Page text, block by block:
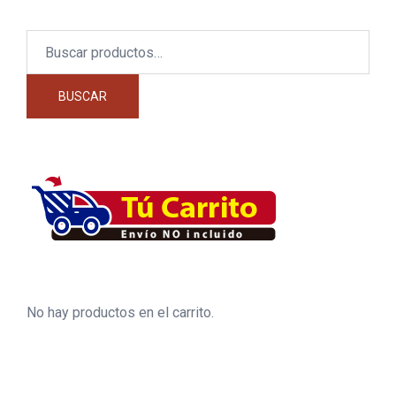
BUSCAR
No hay productos en el carrito.